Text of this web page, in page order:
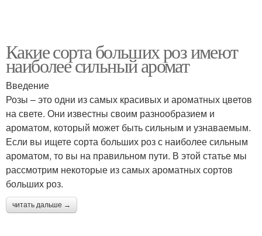
Какие сорта больших роз имеют
наиболее сильный аромат
Введение
Розы – это одни из самых красивых и ароматных цветов
на свете. Они известны своим разнообразием и
ароматом, который может быть сильным и узнаваемым.
Если вы ищете сорта больших роз с наиболее сильным
ароматом, то вы на правильном пути. В этой статье мы
рассмотрим некоторые из самых ароматных сортов
больших роз.
читать дальше →